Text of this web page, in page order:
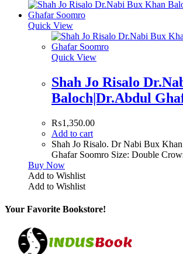
Quick View
Quick View
Shah Jo Risalo
Baloch|Dr.Abdul
₨1,350.00
Add to cart
Shah Jo Risalo. Dr Nabi Bux
Ghafar Soomro Size: Double
Buy Now
Add to Wishlist
Add to Wishlist
Your Favorite Bookstore!